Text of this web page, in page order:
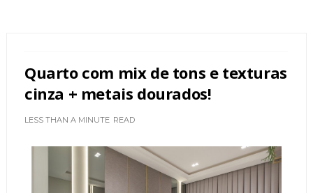
Quarto com mix de tons e texturas
cinza + metais dourados!
LESS THAN A MINUTE READ